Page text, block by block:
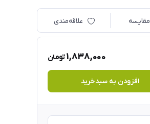
مقایسه علاقه‌مندی
1,838,000تومان
افزودن به سبدخرید